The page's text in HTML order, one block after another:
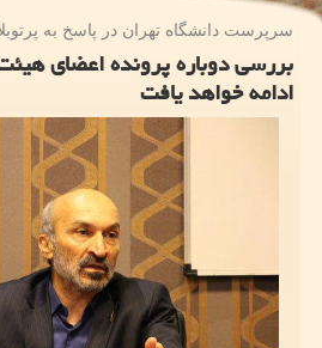
سرپرست دانشگاه تهران در پاسخ به
بررسی دوباره پرونده اعضای
ادامه خواهد یافت